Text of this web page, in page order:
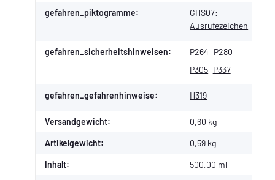
gefahren_piktogramme:
GHS07:
Ausrufezeichen
gefahren_sicherheitshinweisen: P264 P280
P305 P337
gefahren_gefahrenhinweise: H319
Versandgewicht: 0,60 kg
Artikelgewicht: 0,59 kg
Inhalt: 500,00 ml